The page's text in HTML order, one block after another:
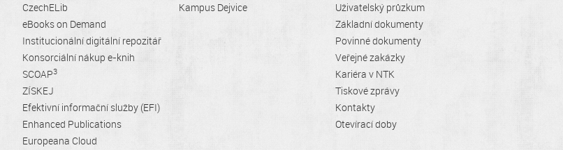
CzechELib
eBooks on Demand
Institucionální digitální repozitář
Konsorciální nákup e-knih
SCOAP3
ZÍSKEJ
Efektivní informační služby (EFI)
Enhanced Publications
Europeana Cloud
Kampus Dejvice
Uživatelský průzkum
Základní dokumenty
Povinné dokumenty
Veřejné zakázky
Kariéra v NTK
Tiskové zprávy
Kontakty
Otevírací doby